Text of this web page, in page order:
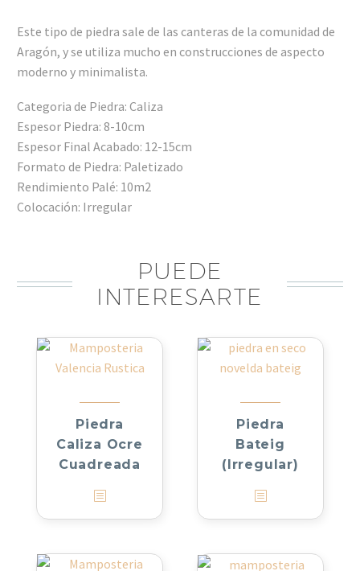
Este tipo de piedra sale de las canteras de la comunidad de
Aragón, y se utiliza mucho en construcciones de aspecto
moderno y minimalista.
Categoria de Piedra: Caliza
Espesor Piedra: 8-10cm
Espesor Final Acabado: 12-15cm
Formato de Piedra: Paletizado
Rendimiento Palé: 10m2
Colocación: Irregular
PUEDE
INTERESARTE
Piedra
Caliza Ocre
Cuadreada
Piedra
Bateig
(Irregular)